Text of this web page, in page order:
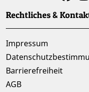
Rechtliches &
Impressum
Barrierefreiheit
AGB